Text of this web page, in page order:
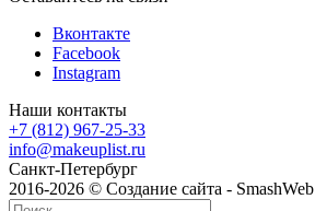
Вконтакте
Facebook
Instagram
Наши контакты
+7 (812) 967-25-33
info@makeuplist.ru
Санкт-Петербург
2016-2026 © Создание сайта - SmashWeb